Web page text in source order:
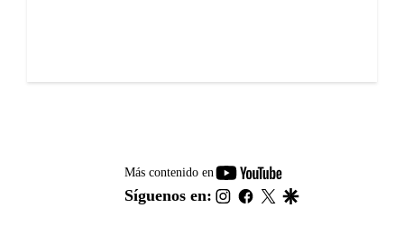
Más contenido en
youtube-
footer
Síguenos en: instagram
facebook
twitter